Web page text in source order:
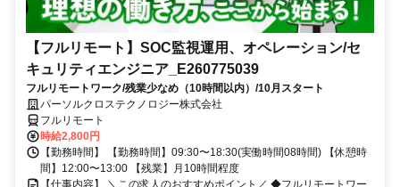
【フルリモート】SOC監視運用、オペレーション/セ
キュリティエンジニア_E260775039
フルリモートワーク/残業少なめ（10時間以内）/10月スタート
パーソルクロステクノロジー株式会社
フルリモート
時給2,800円
【勤務時間】 【勤務時間】09:30〜18:30(実働時間08時間) 【休憩時
間】12:00〜13:00 【残業】月10時間程度
【仕事内容】 ＼この求人のおすすめポイント／ ◆フルリモートワー